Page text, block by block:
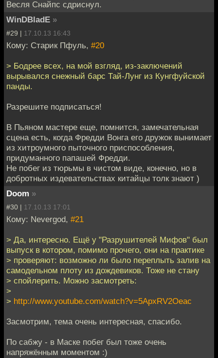
Весля Снайпс сдриснул.
WinDBladE »
#29 | 17.10.13 16:43
Кому: Старик Пфуль, #20
> Бодрее всех, на мой взгляд, из-заключений
вырывался снежный барс Тай-Лунг из Кунгфуйской
панды.
Разрешите подписаться!
В Пьяном мастере еще, помнится, замечательная
сцена есть, когда Фредди Вонга его дружок вынимает
из хитроумного пыточного приспособления,
придуманного папашей Фредди.
Не побег из тюрьмы в чистом виде, конечно, но в
добротных издевательствах китайцы толк знают )
Doom »
#30 | 17.10.13 17:01
Кому: Nevergod, #21
> Да, интересно. Ещё у "Разрушителей Мифов" был
выпуск в котором, помимо прочего, они на практике
> проверяют: возможно ли было переплыть залив на
самодельном плоту из дождевиков. Тоже не стану
> спойлерить. Можно засмотреть:
>
> http://www.youtube.com/watch?v=5ApxRV2Oeac
Засмотрим, тема очень интересная, спасибо.
По сабжу - в Маске побег был тоже очень
напряжённым моментом :)